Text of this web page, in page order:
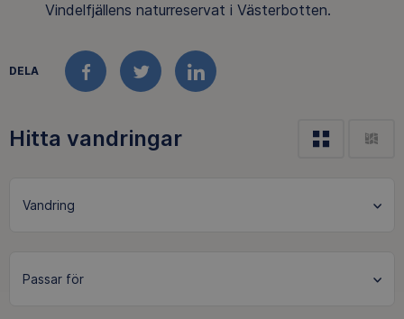
Vindelfjällens naturreservat i Västerbotten.
DELA
FACEBOOKTWITTERLINKEDIN
Hitta vandringar
Vandring